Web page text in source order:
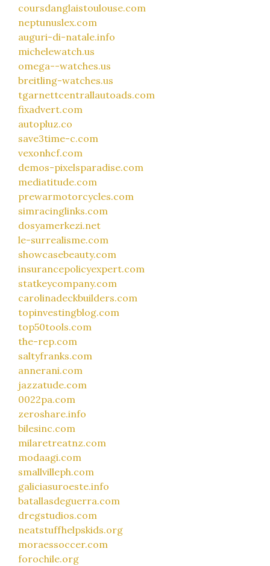
coursdanglaistoulouse.com
neptunuslex.com
auguri-di-natale.info
michelewatch.us
omega--watches.us
breitling-watches.us
tgarnettcentrallautoads.com
fixadvert.com
autopluz.co
save3time-c.com
vexonhcf.com
demos-pixelsparadise.com
mediatitude.com
prewarmotorcycles.com
simracinglinks.com
dosyamerkezi.net
le-surrealisme.com
showcasebeauty.com
insurancepolicyexpert.com
statkeycompany.com
carolinadeckbuilders.com
topinvestingblog.com
top50tools.com
the-rep.com
saltyfranks.com
annerani.com
jazzatude.com
0022pa.com
zeroshare.info
bilesinc.com
milaretreatnz.com
modaagi.com
smallvilleph.com
galiciasuroeste.info
batallasdeguerra.com
dregstudios.com
neatstuffhelpskids.org
moraessoccer.com
forochile.org